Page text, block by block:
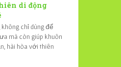
di động
chỉ dùng để
mà còn giúp khuôn
hài hòa với thiên